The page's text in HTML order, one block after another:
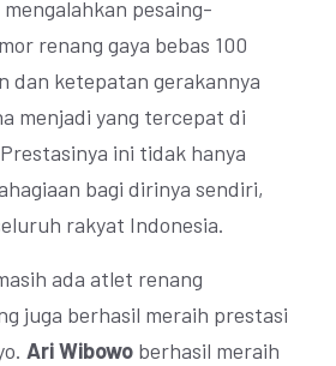
pesaing-
renang gaya bebas 100
dan ketepatan gerakannya
menjadi yang tercepat di
ini tidak hanya
bagi dirinya sendiri,
rakyat Indonesia.
ada atlet renang
juga berhasil meraih prestasi
Ari Wibowo berhasil meraih